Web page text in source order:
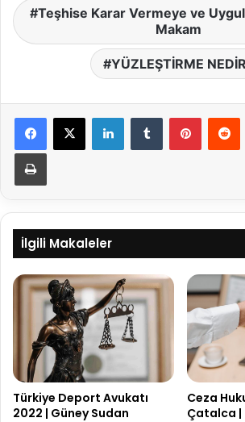
Teşhise Karar Vermeye ve
Makam
YÜZLEŞTİRME
LinkedInTumblr Pinterest
Yazdır
İlgili Makaleler
Türkiye Deport Avukatı
2022 | Güney Sudan
Ceza
Çatalca |